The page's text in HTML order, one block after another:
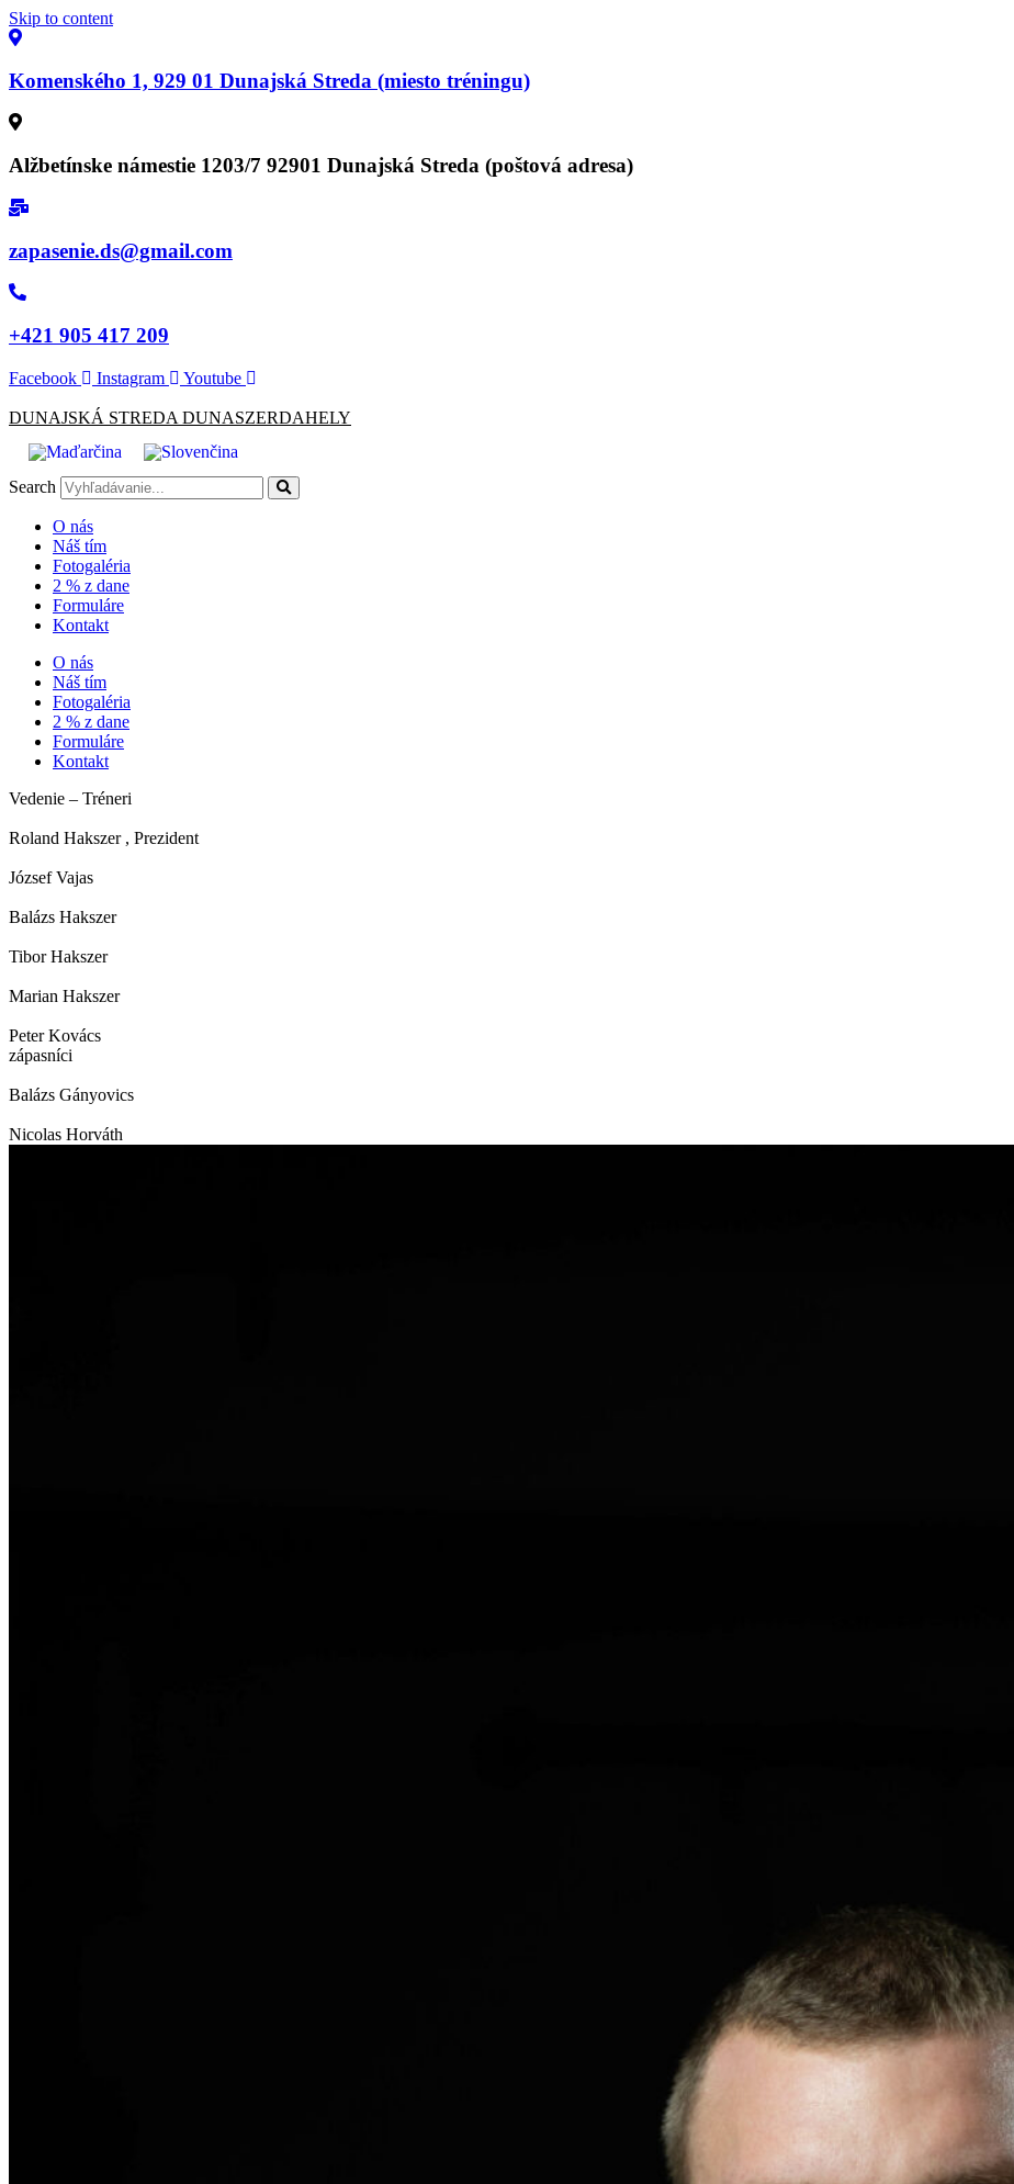
Skip to content
Komenského 1, 929 01 Dunajská Streda (miesto tréningu)
Alžbetínske námestie 1203/7 92901 Dunajská Streda (poštová adresa)
zapasenie.ds@gmail.com
+421 905 417 209
Facebook Instagram Youtube
DUNAJSKÁ STREDA DUNASZERDAHELY
Search
O nás
Náš tím
Fotogaléria
2 % z dane
Formuláre
Kontakt
O nás
Náš tím
Fotogaléria
2 % z dane
Formuláre
Kontakt
Vedenie – Tréneri
Roland Hakszer , Prezident
József Vajas
Balázs Hakszer
Tibor Hakszer
Marian Hakszer
Peter Kovács
zápasníci
Balázs Gányovics
Nicolas Horváth